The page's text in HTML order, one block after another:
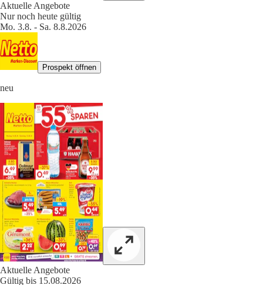
Aktuelle Angebote
Nur noch heute gültig
Mo. 3.8. - Sa. 8.8.2026
Prospekt öffnen
neu
Aktuelle Angebote
Gültig bis 15.08.2026